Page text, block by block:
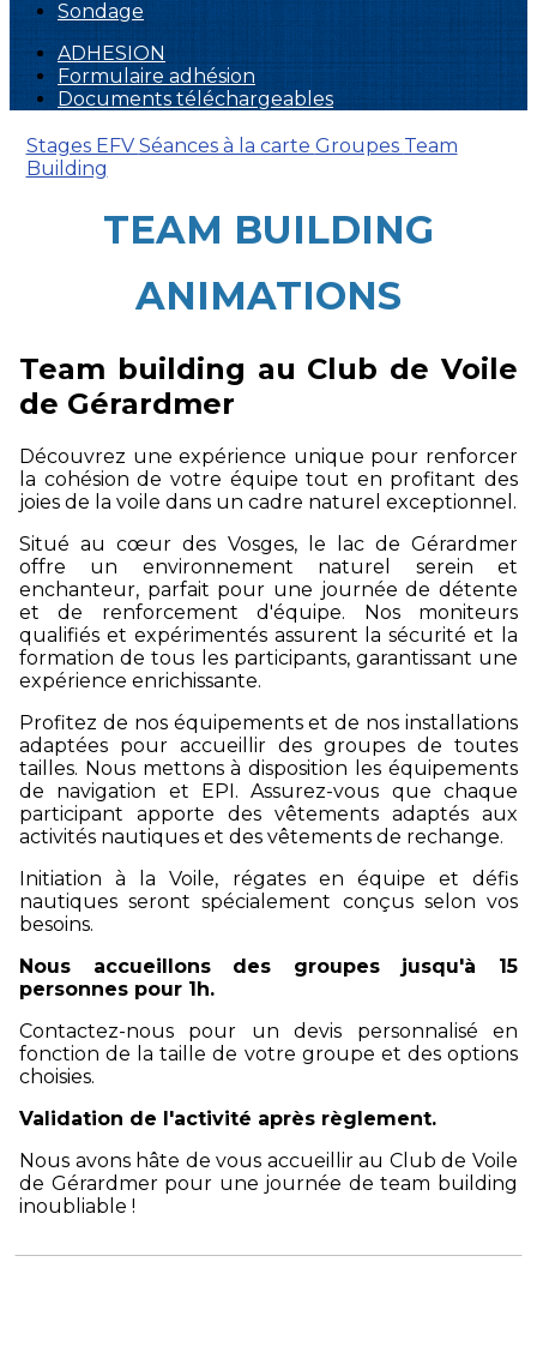
Sondage
ADHESION
Formulaire adhésion
Documents téléchargeables
Stages EFV Séances à la carte Groupes Team
Building
TEAM BUILDING
ANIMATIONS
Team building au Club de Voile
de Gérardmer
Découvrez une expérience unique pour renforcer
la cohésion de votre équipe tout en profitant des
joies de la voile dans un cadre naturel exceptionnel.
Situé au cœur des Vosges, le lac de Gérardmer
offre un environnement naturel serein et
enchanteur, parfait pour une journée de détente
et de renforcement d'équipe. Nos moniteurs
qualifiés et expérimentés assurent la sécurité et la
formation de tous les participants, garantissant une
expérience enrichissante.
Profitez de nos équipements et de nos installations
adaptées pour accueillir des groupes de toutes
tailles. Nous mettons à disposition les équipements
de navigation et EPI. Assurez-vous que chaque
participant apporte des vêtements adaptés aux
activités nautiques et des vêtements de rechange.
Initiation à la Voile, régates en équipe et défis
nautiques seront spécialement conçus selon vos
besoins.
Nous accueillons des groupes jusqu'à 15
personnes pour 1h.
Contactez-nous pour un devis personnalisé en
fonction de la taille de votre groupe et des options
choisies.
Validation de l'activité après règlement.
Nous avons hâte de vous accueillir au Club de Voile
de Gérardmer pour une journée de team building
inoubliable !